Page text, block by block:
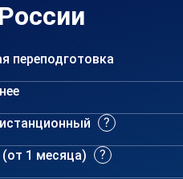
переподготовка
1 месяца)